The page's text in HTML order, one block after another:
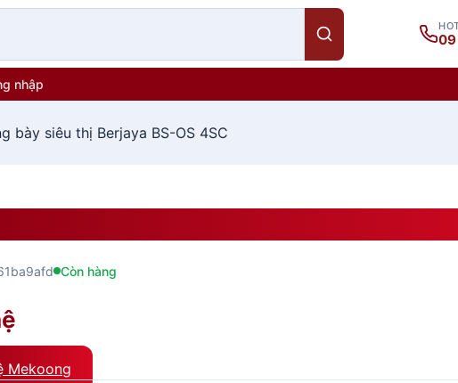
09
nhập
bày siêu thị Berjaya BS-OS 4SC
Còn hàng
Mekoong